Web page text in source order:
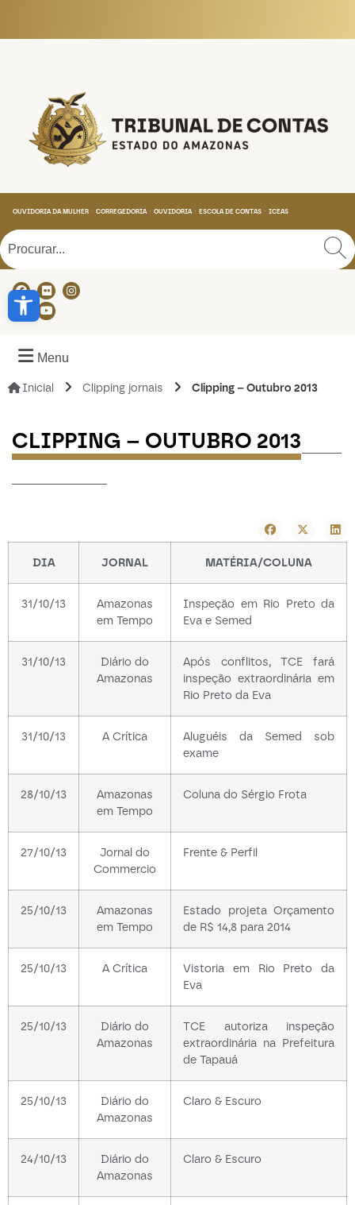
Abrir a barra de ferramentas
OUVIDORIA DA MULHER CORREGEDORIA OUVIDORIA ESCOLA DE CONTAS ICEAS
Menu
Inicial Clipping jornais Clipping – Outubro 2013
CLIPPING – OUTUBRO 2013
DIA JORNAL MATÉRIA/COLUNA
31/10/13
Amazonas
em Tempo
Inspeção em Rio Preto da
Eva e Semed
31/10/13
Diário do
Amazonas
Após conflitos, TCE fará
inspeção extraordinária em
Rio Preto da Eva
31/10/13 A Crítica
Aluguéis da Semed sob
exame
28/10/13
Amazonas
em Tempo
Coluna do Sérgio Frota
27/10/13
Jornal do
Commercio
Frente & Perfil
25/10/13
Amazonas
em Tempo
Estado projeta Orçamento
de R$ 14,8 para 2014
25/10/13 A Crítica
Vistoria em Rio Preto da
Eva
25/10/13
Diário do
Amazonas
TCE autoriza inspeção
extraordinária na Prefeitura
de Tapauá
25/10/13
Diário do
Amazonas
Claro & Escuro
24/10/13
Diário do
Amazonas
Claro & Escuro